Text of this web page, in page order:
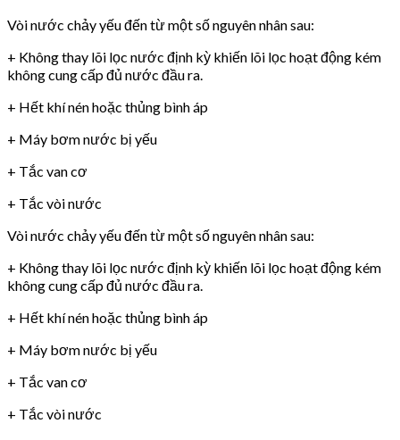
Vòi nước chảy yếu đến từ một số nguyên nhân sau:
+ Không thay lõi lọc nước định kỳ khiến lõi lọc hoạt động kém
không cung cấp đủ nước đầu ra.
+ Hết khí nén hoặc thủng bình áp
+ Máy bơm nước bị yếu
+ Tắc van cơ
+ Tắc vòi nước
Vòi nước chảy yếu đến từ một số nguyên nhân sau:
+ Không thay lõi lọc nước định kỳ khiến lõi lọc hoạt động kém
không cung cấp đủ nước đầu ra.
+ Hết khí nén hoặc thủng bình áp
+ Máy bơm nước bị yếu
+ Tắc van cơ
+ Tắc vòi nước